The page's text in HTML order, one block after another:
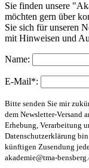
Sie finden unsere
möchten gern über
Sie sich für unseren
mit Hinweisen und
Name:
E-Mail*:
Bitte senden Sie mir
dem Newsletter-Versand
Erhebung, Verarbeitung
Datenschutzerklärung
künftigen Zusendung
akademie@tma-